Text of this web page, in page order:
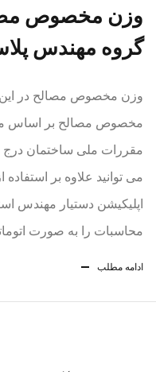
وزن مخصوص
گروه مهندس
وزن مخصوص مصالح در
مخصوص مصالح بر
مقررات ملی ساختمان
می توانید علاوه بر
اپلیکیشن دستیار مهندس
محاسبات را به صورت
ادامه مطلب